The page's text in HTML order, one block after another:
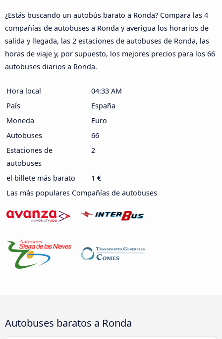
¿Estás buscando un autobús barato a Ronda? Compara las 4
compañías de autobuses a Ronda y averigua los horarios de
salida y llegada, las 2 estaciones de autobuses de Ronda, las
horas de viaje y, por supuesto, los mejores precios para los 66
autobuses diarios a Ronda.
Hora local
04:33 AM
País
España
Moneda
Euro
Autobuses
66
Estaciones de
autobuses
2
el billete más barato
1 €
Las más populares Compañías de autobuses
Autobuses baratos a Ronda